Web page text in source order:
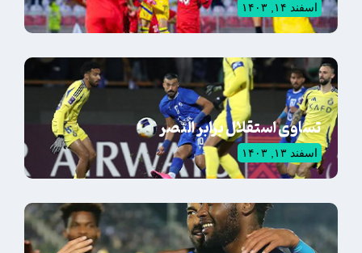
اسفند ۱۴, ۱۴۰۳
تساوی استقلال برابر النصر
اسفند ۱۳, ۱۴۰۳